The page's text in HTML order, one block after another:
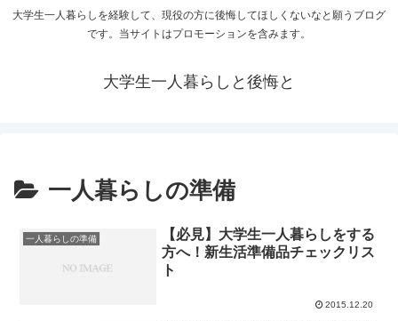
大学生一人暮らしを経験して、現役の方に後悔してほしくないなと願うブログ
です。当サイトはプロモーションを含みます。
大学生一人暮らしと後悔と
一人暮らしの準備
一人暮らしの準備
【必見】大学生一人暮らしをする
方へ！新生活準備品チェックリス
ト
2015.12.20